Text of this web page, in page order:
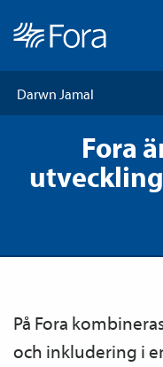
Fora
På Fora
och inkludering i